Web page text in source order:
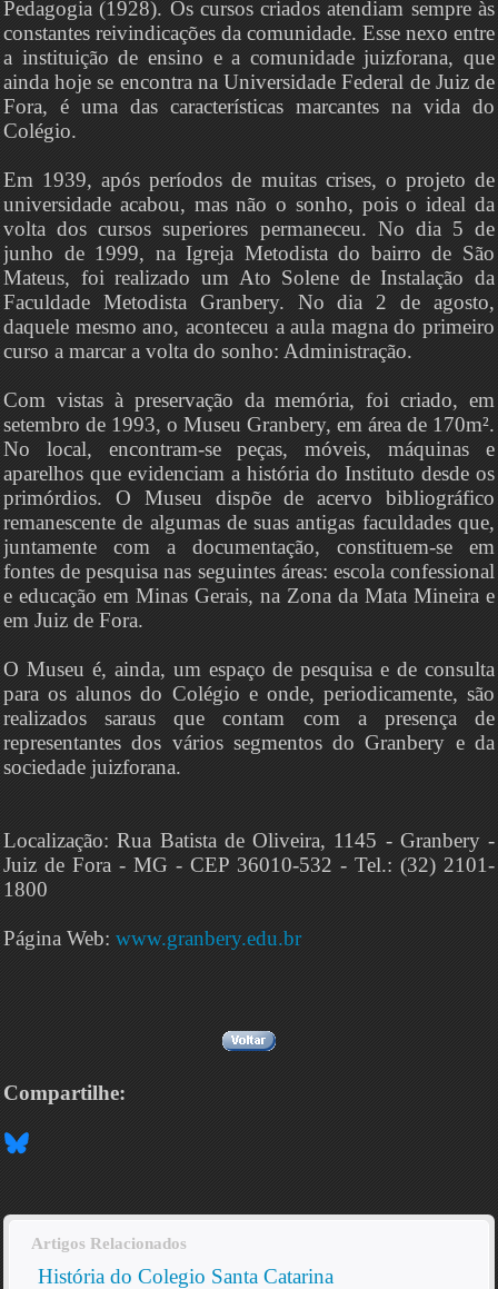
Pedagogia (1928). Os cursos criados atendiam sempre às
constantes reivindicações da comunidade. Esse nexo entre
a instituição de ensino e a comunidade juizforana, que
ainda hoje se encontra na Universidade Federal de Juiz de
Fora, é uma das características marcantes na vida do
Colégio.
Em 1939, após períodos de muitas crises, o projeto de
universidade acabou, mas não o sonho, pois o ideal da
volta dos cursos superiores permaneceu. No dia 5 de
junho de 1999, na Igreja Metodista do bairro de São
Mateus, foi realizado um Ato Solene de Instalação da
Faculdade Metodista Granbery. No dia 2 de agosto,
daquele mesmo ano, aconteceu a aula magna do primeiro
curso a marcar a volta do sonho: Administração.
Com vistas à preservação da memória, foi criado, em
setembro de 1993, o Museu Granbery, em área de 170m².
No local, encontram-se peças, móveis, máquinas e
aparelhos que evidenciam a história do Instituto desde os
primórdios. O Museu dispõe de acervo bibliográfico
remanescente de algumas de suas antigas faculdades que,
juntamente com a documentação, constituem-se em
fontes de pesquisa nas seguintes áreas: escola confessional
e educação em Minas Gerais, na Zona da Mata Mineira e
em Juiz de Fora.
O Museu é, ainda, um espaço de pesquisa e de consulta
para os alunos do Colégio e onde, periodicamente, são
realizados saraus que contam com a presença de
representantes dos vários segmentos do Granbery e da
sociedade juizforana.
Localização: Rua Batista de Oliveira, 1145 - Granbery -
Juiz de Fora - MG - CEP 36010-532 - Tel.: (32) 2101-
1800
Página Web: www.granbery.edu.br
Compartilhe:
Artigos Relacionados
História do Colegio Santa Catarina